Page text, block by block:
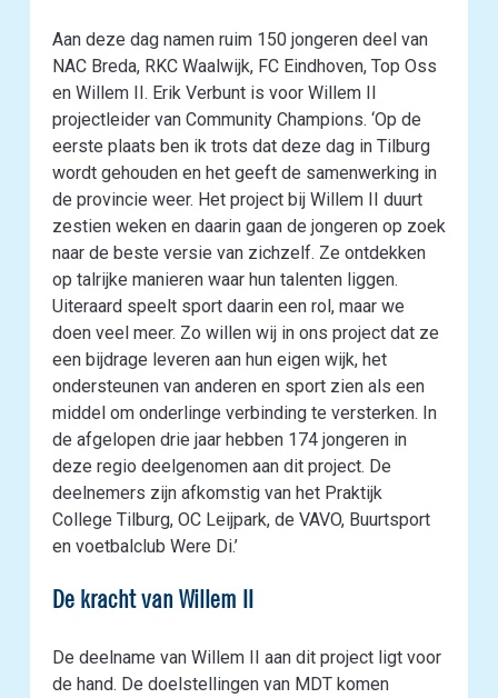
Aan deze dag namen ruim 150 jongeren deel van
NAC Breda, RKC Waalwijk, FC Eindhoven, Top Oss
en Willem II. Erik Verbunt is voor Willem II
projectleider van Community Champions. ‘Op de
eerste plaats ben ik trots dat deze dag in Tilburg
wordt gehouden en het geeft de samenwerking in
de provincie weer. Het project bij Willem II duurt
zestien weken en daarin gaan de jongeren op zoek
naar de beste versie van zichzelf. Ze ontdekken
op talrijke manieren waar hun talenten liggen.
Uiteraard speelt sport daarin een rol, maar we
doen veel meer. Zo willen wij in ons project dat ze
een bijdrage leveren aan hun eigen wijk, het
ondersteunen van anderen en sport zien als een
middel om onderlinge verbinding te versterken. In
de afgelopen drie jaar hebben 174 jongeren in
deze regio deelgenomen aan dit project. De
deelnemers zijn afkomstig van het Praktijk
College Tilburg, OC Leijpark, de VAVO, Buurtsport
en voetbalclub Were Di.’
De kracht van Willem II
De deelname van Willem II aan dit project ligt voor
de hand. De doelstellingen van MDT komen